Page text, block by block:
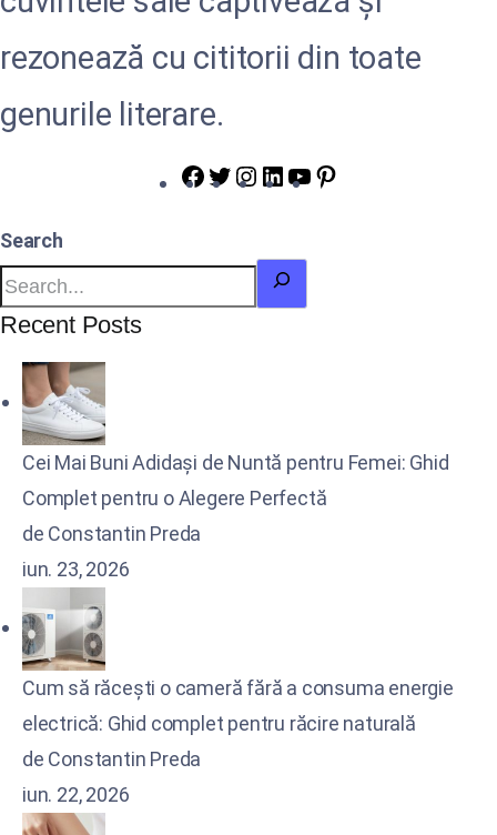
rezonează cu cititorii din toate
genurile literare.
Search
Recent Posts
Cei Mai Buni Adidași de Nuntă pentru Femei: Ghid
Complet pentru o Alegere Perfectă
de Constantin Preda
iun. 23, 2026
Cum să răcești o cameră fără a consuma energie
electrică: Ghid complet pentru răcire naturală
de Constantin Preda
iun. 22, 2026